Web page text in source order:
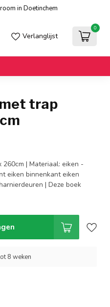
in Doetinchem
Verlanglijst
0
trap
| Materiaal: eiken -
eiken binnenkant eiken
| Deze boek
8 weken